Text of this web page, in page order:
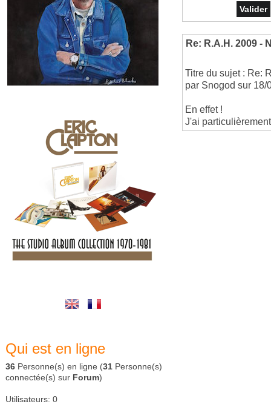
Qui est en ligne
36 Personne(s) en ligne (31 Personne(s)
connectée(s) sur Forum)
Utilisateurs: 0
Re: R.A.H. 2009 -
Titre du sujet : Re:
par Snogod sur 18/
En effet !
J'ai